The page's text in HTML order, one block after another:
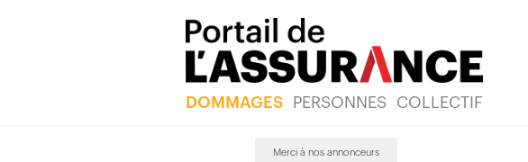
DOMMAGES PERSONNES COLLECTIF
Merci à nos annonceurs